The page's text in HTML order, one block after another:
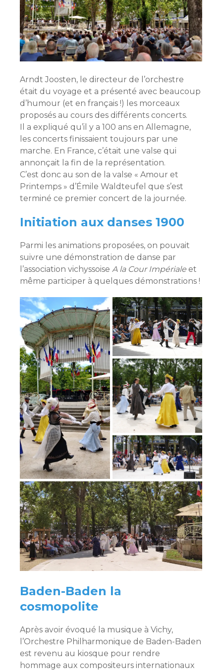
Arndt Joosten, le directeur de l’orchestre
était du voyage et a présenté avec beaucoup
d’humour (et en français !) les morceaux
proposés au cours des différents concerts.
Il a expliqué qu’il y a 100 ans en Allemagne,
les concerts finissaient toujours par une
marche. En France, c’était une valse qui
annonçait la fin de la représentation.
C’est donc au son de la valse « Amour et
Printemps » d’Émile Waldteufel que s’est
terminé ce premier concert de la journée.
Initiation aux danses 1900
Parmi les animations proposées, on pouvait
suivre une démonstration de danse par
l’association vichyssoise A la Cour Impériale et
même participer à quelques démonstrations !
Baden-Baden la
cosmopolite
Après avoir évoqué la musique à Vichy,
l’Orchestre Philharmonique de Baden-Baden
est revenu au kiosque pour rendre
hommage aux compositeurs internationaux